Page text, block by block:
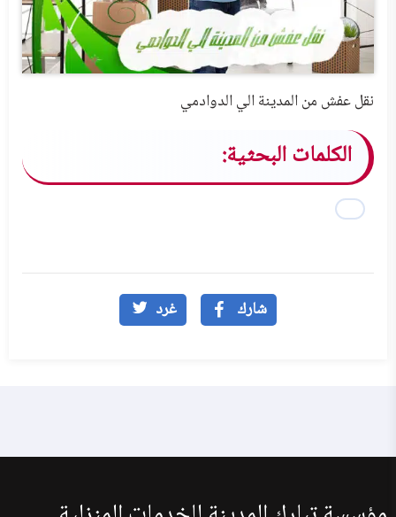
نقل عفش من المدينة الي الدوادمي
الكلمات البحثية:
شارك غرد